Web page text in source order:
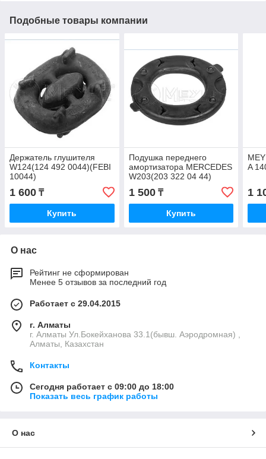
Подобные товары компании
Держатель глушителя
W124(124 492 0044)(FEBI
10044)
1 600 ₸
Купить
Подушка переднего
амортизатора MERCEDES
W203(203 322 04 44)
(MEYLE 014 032 0220)(
1 500₸
Купить
A
1
О нас
Рейтинг не сформирован
Менее 5 отзывов за последний год
Работает с 29.04.2015
г. Алматы
г. Алматы Ул.Бокейханова 33.1(бывш. Аэродромная) ,
Алматы, Казахстан
Контакты
Сегодня работает с 09:00 до 18:00
Показать весь график работы
О нас